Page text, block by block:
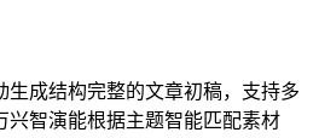
生成结构完整的文章初稿，支持多
兴智演能根据主题智能匹配素材